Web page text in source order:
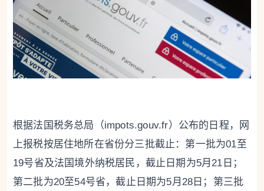
根据法国税务总局（impots.gouv.fr）公布的日程，网
上报税按居住地所在省份分三批截止：第一批为01至
19号省及法国境外纳税居民，截止日期为5月21日；
第二批为20至54号省，截止日期为5月28日；第三批